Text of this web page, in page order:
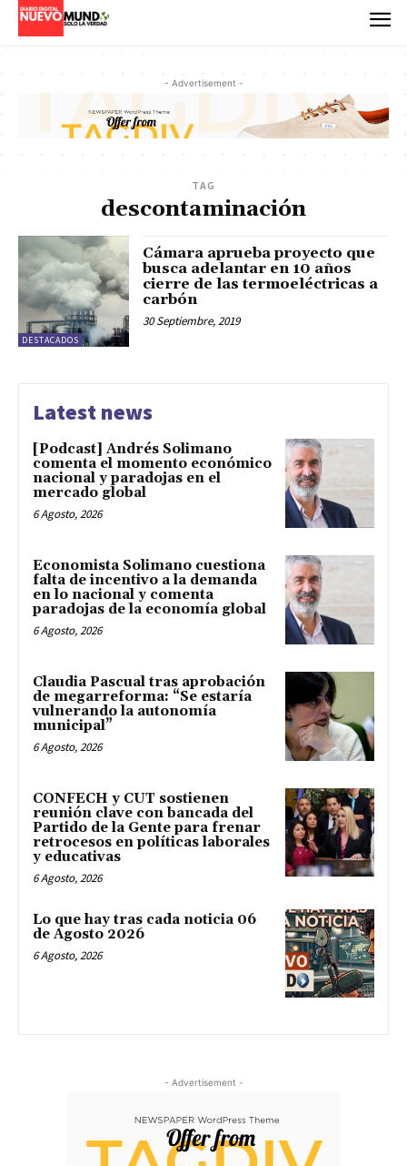
- Advertisement -
TAG
descontaminación
DESTACADOS
Cámara aprueba proyecto que
busca adelantar en 10 años
cierre de las termoeléctricas a
carbón
30 Septiembre, 2019
Latest news
[Podcast] Andrés Solimano
comenta el momento económico
nacional y paradojas en el
mercado global
6 Agosto, 2026
Economista Solimano cuestiona
falta de incentivo a la demanda
en lo nacional y comenta
paradojas de la economía global
6 Agosto, 2026
Claudia Pascual tras aprobación
de megarreforma: “Se estaría
vulnerando la autonomía
municipal”
6 Agosto, 2026
CONFECH y CUT sostienen
reunión clave con bancada del
Partido de la Gente para frenar
retrocesos en políticas laborales
y educativas
6 Agosto, 2026
Lo que hay tras cada noticia 06
de Agosto 2026
6 Agosto, 2026
- Advertisement -